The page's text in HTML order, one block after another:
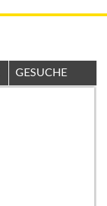
GESUCHE